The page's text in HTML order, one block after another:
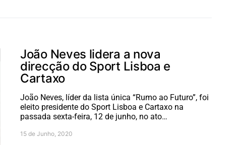
João Neves lidera a nova
direcção do Sport Lisboa e
Cartaxo
João Neves, líder da lista única “Rumo ao Futuro”, foi
eleito presidente do Sport Lisboa e Cartaxo na
passada sexta-feira, 12 de junho, no ato…
15 de Junho, 2020